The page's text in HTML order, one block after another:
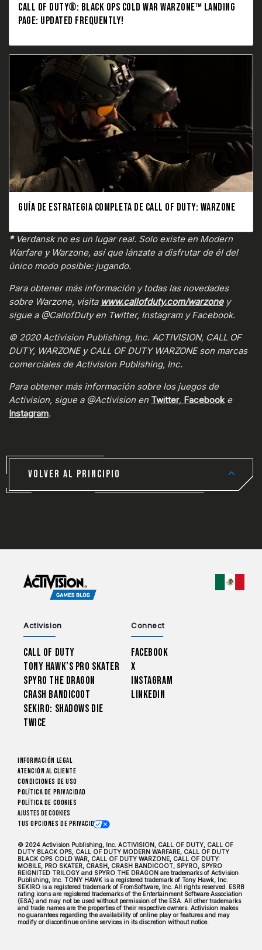
CALL OF DUTY®: BLACK OPS COLD WAR WARZONE™ LANDING
PAGE: UPDATED FREQUENTLY!
GUÍA DE ESTRATEGIA COMPLETA DE CALL OF DUTY: WARZONE
*Verdansk no es un lugar real. Solo existe en Modern
Warfare y Warzone, así que lánzate a disfrutar de él del
único modo posible: jugando.
Para obtener más información y todas las novedades
sobre Warzone, visita www.callofduty.com/warzoney
sigue a @CallofDuty en Twitter, Instagram y Facebook.
© 2020 Activision Publishing, Inc. ACTIVISION, CALL OF
DUTY, WARZONE y CALL OF DUTY WARZONE son marcas
comerciales de Activision Publishing, Inc.
Para obtener más información sobre los juegos de
Activision, sigue a @Activision en Twitter, Facebooke
Instagram.
VOLVER AL PRINCIPIO
Activision
Call of Duty
Tony Hawk’s Pro Skater
Spyro The Dragon
Crash Bandicoot
Sekiro: Shadows Die
Twice
Connect
Facebook
X
Instagram
LinkedIn
Información legal
Atención al cliente
CONDICIONES DE USO
Política de privacidad
Política de cookies
Ajustes de cookies
Tus opciones de privacidad
© 2024 Activision Publishing, Inc. ACTIVISION, CALL OF DUTY, CALL OF
DUTY BLACK OPS, CALL OF DUTY MODERN WARFARE, CALL OF DUTY
BLACK OPS COLD WAR, CALL OF DUTY WARZONE, CALL OF DUTY:
MOBILE, PRO SKATER, CRASH, CRASH BANDICOOT, SPYRO, SPYRO
REIGNITED TRILOGY and SPYRO THE DRAGON are trademarks of Activision
Publishing, Inc. TONY HAWK is a registered trademark of Tony Hawk, Inc.
SEKIRO is a registered trademark of FromSoftware, Inc. All rights reserved. ESRB
rating icons are registered trademarks of the Entertainment Software Association
(ESA) and may not be used without permission of the ESA. All other trademarks
and trade names are the properties of their respective owners. Activision makes
no guarantees regarding the availability of online play or features and may
modify or discontinue online services in its discretion without notice.